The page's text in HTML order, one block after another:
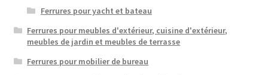
Ferrures pour yacht et bateau
Ferrures pour meubles d'extérieur, cuisine d'extérieur,
meubles de jardin et meubles de terrasse
Ferrures pour mobilier de bureau